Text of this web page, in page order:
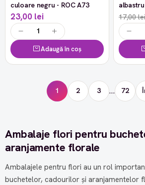
culoare negru - ROC A73
23,00 lei
Adaugă în coș
17,00 lei
1 2 3 … 72
Ambalaje flori pentru
aranjamente florale
Ambalajele pentru flori au un rol
buchetelor, cadourilor și aranjamentelor